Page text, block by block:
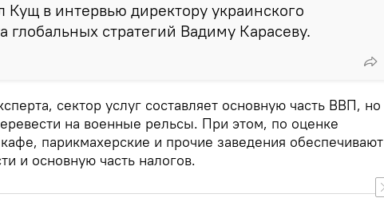
Кущ в интервью директору украинского
глобальных стратегий Вадиму Карасеву.
сектор услуг составляет основную часть ВВП, но
на военные рельсы. При этом, по оценке
парикмахерские и прочие заведения обеспечивают
и основную часть налогов.